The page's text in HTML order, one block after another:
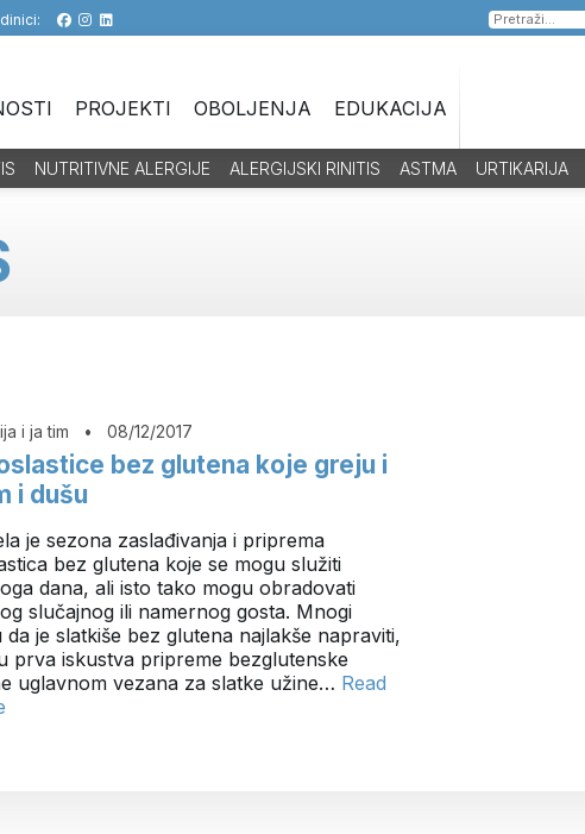
Pretraga
za:
PROJEKTI OBOLJENJA EDUKACIJA
NUTRITIVNE ALERGIJE ALERGIJSKI RINITIS ASTMA URTIKARIJA
i ja tim • 08/12/2017
bez glutena koje greju i
i dušu
je sezona zaslađivanja i priprema
bez glutena koje se mogu služiti
dana, ali isto tako mogu obradovati
slučajnog ili namernog gosta. Mnogi
da je slatkiše bez glutena najlakše napraviti,
prva iskustva pripreme bezglutenske
uglavnom vezana za slatke užine… Read